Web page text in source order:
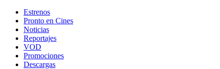
Estrenos
Pronto en Cines
Noticias
Reportajes
VOD
Promociones
Descargas